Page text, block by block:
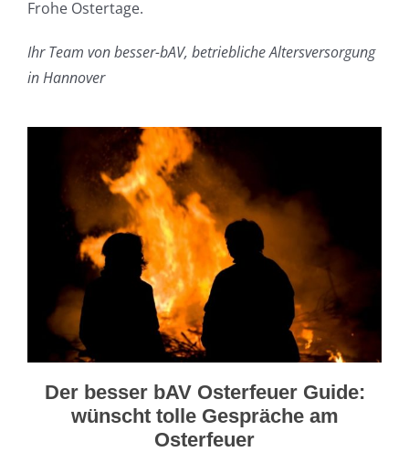
Frohe Ostertage.
Ihr Team von besser-bAV, betriebliche Altersversorgung
in Hannover
Der besser bAV Osterfeuer Guide:
wünscht tolle Gespräche am
Osterfeuer